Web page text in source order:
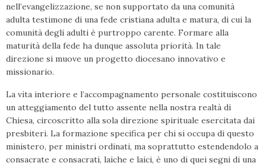
nell’evangelizzazione, se non supportato da una comunità
adulta testimone di una fede cristiana adulta e matura, di cui la
comunità degli adulti è purtroppo carente. Formare alla
maturità della fede ha dunque assoluta priorità. In tale
direzione si muove un progetto diocesano innovativo e
missionario.
La vita interiore e l’accompagnamento personale costituiscono
un atteggiamento del tutto assente nella nostra realtà di
Chiesa, circoscritto alla sola direzione spirituale esercitata dai
presbiteri. La formazione specifica per chi si occupa di questo
ministero, per ministri ordinati, ma soprattutto estendendolo a
consacrate e consacrati, laiche e laici, è uno di quei segni di una